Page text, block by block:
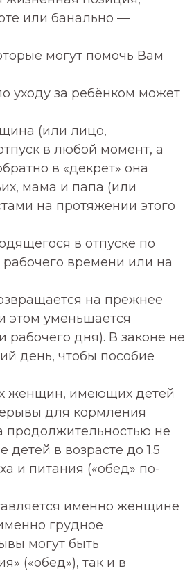
или банально —
могут помочь Вам
уходу за ребёнком может
(или лицо,
в любой момент, а
в «декрет» она
мама и папа (или
на протяжении этого
в отпуске по
рабочего времени или на
на прежнее
этом уменьшается
дня). В законе не
день, чтобы пособие
женщин, имеющих детей
для кормления
продолжительностью не
в возрасте до 1.5
и питания («обед» по-
именно женщине
грудное
могут быть
(«обед»), так и в